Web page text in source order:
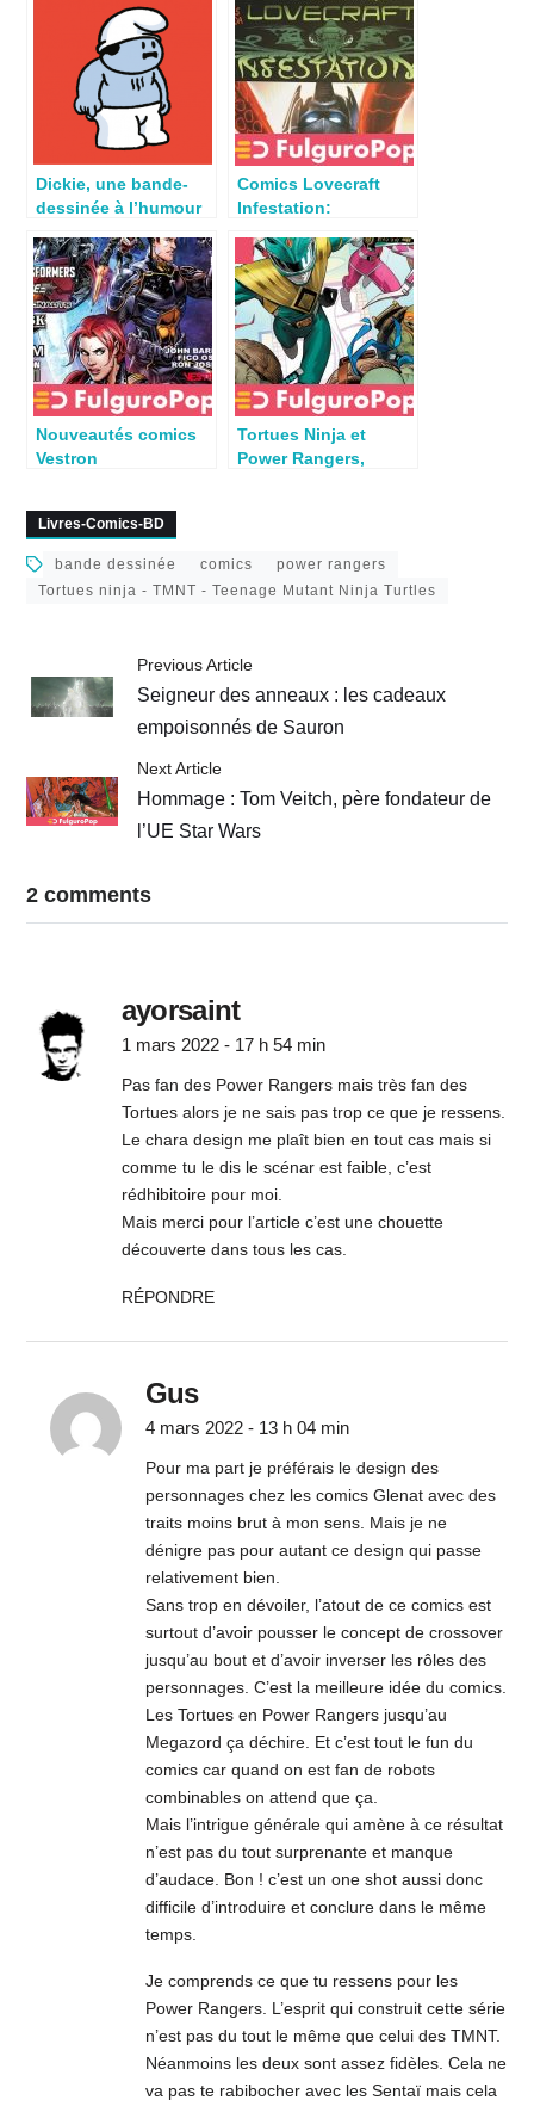
Dickie, une bande-
dessinée à l’humour
Comics Lovecraft
Infestation:
Vestron à Lovecraft
Nouveautés comics
Vestron
Tortues Ninja et
Power Rangers,
Livres-Comics-BD
bande dessinée comics
power rangers
Tortues ninja - TMNT - Teenage Mutant Ninja Turtles
Previous Article
Seigneur des anneaux : les cadeaux
empoisonnés de Sauron
Next Article
Hommage : Tom Veitch, père fondateur de
l’UE Star Wars
2 comments
ayorsaint
1 mars 2022 - 17 h 54 min
Pas fan des Power Rangers mais très fan des
Tortues alors je ne sais pas trop ce que je ressens.
Le chara design me plaît bien en tout cas mais si
comme tu le dis le scénar est faible, c’est
rédhibitoire pour moi.
Mais merci pour l’article c’est une chouette
découverte dans tous les cas.
RÉPONDRE
Gus
4 mars 2022 - 13 h 04 min
Pour ma part je préférais le design des
personnages chez les comics Glenat avec des
traits moins brut à mon sens. Mais je ne
dénigre pas pour autant ce design qui passe
relativement bien.
Sans trop en dévoiler, l’atout de ce comics est
surtout d’avoir pousser le concept de crossover
jusqu’au bout et d’avoir inverser les rôles des
personnages. C’est la meilleure idée du comics.
Les Tortues en Power Rangers jusqu’au
Megazord ça déchire. Et c’est tout le fun du
comics car quand on est fan de robots
combinables on attend que ça.
Mais l’intrigue générale qui amène à ce résultat
n’est pas du tout surprenante et manque
d’audace. Bon ! c’est un one shot aussi donc
difficile d’introduire et conclure dans le même
temps.
Je comprends ce que tu ressens pour les
Power Rangers. L’esprit qui construit cette série
n’est pas du tout le même que celui des TMNT.
Néanmoins les deux sont assez fidèles. Cela ne
va pas te rabibocher avec les Sentaï mais cela